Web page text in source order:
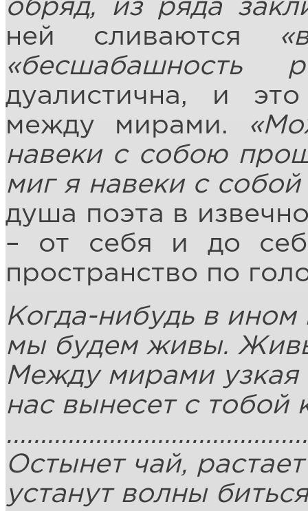
обряд, из ряда
ней сливаются
«бесшабашность
дуалистична, и
между мирами.
навеки с собою
миг я навеки с собой
душа поэта в
– от себя и до
пространство по
Когда-нибудь в ином
мы будем живы.
Между мирами узкая
нас вынесет с тобой
Остынет чай,
устанут волны